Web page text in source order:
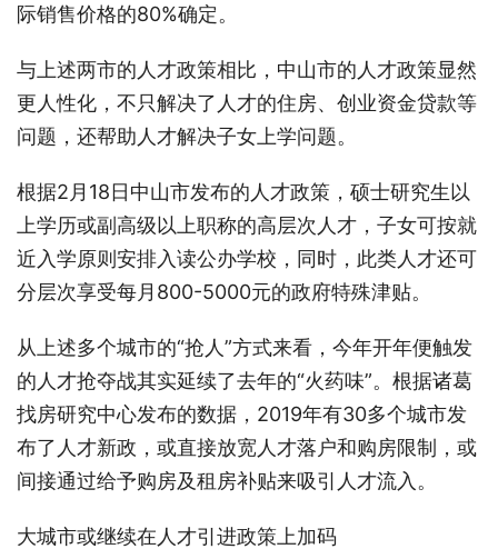
际销售价格的80%确定。
与上述两市的人才政策相比，中山市的人才政策显然
更人性化，不只解决了人才的住房、创业资金贷款等
问题，还帮助人才解决子女上学问题。
根据2月18日中山市发布的人才政策，硕士研究生以
上学历或副高级以上职称的高层次人才，子女可按就
近入学原则安排入读公办学校，同时，此类人才还可
分层次享受每月800-5000元的政府特殊津贴。
从上述多个城市的“抢人”方式来看，今年开年便触发
的人才抢夺战其实延续了去年的“火药味”。根据诸葛
找房研究中心发布的数据，2019年有30多个城市发
布了人才新政，或直接放宽人才落户和购房限制，或
间接通过给予购房及租房补贴来吸引人才流入。
大城市或继续在人才引进政策上加码